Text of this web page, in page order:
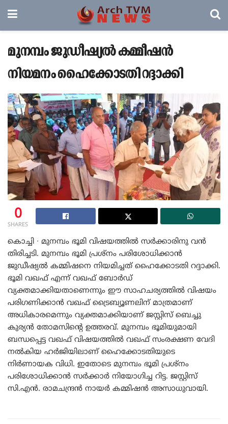
മുനമ്പം ജുഡീഷ്യല്‍ കമ്മീഷന്‍
നിയമനം ഹൈക്കോടതി റദ്ദാക്കി
0
SHARES
കൊച്ചി ∙ മുനമ്പം ഭൂമി വിഷയത്തിൽ സർക്കാരിനു വൻ
തിരിച്ചടി. മുനമ്പം ഭൂമി പ്രശ്നം പരിശോധിക്കാൻ
ജുഡീഷ്യൽ കമ്മിഷനെ നിയമിച്ചത് ഹൈക്കോടതി റദ്ദാക്കി.
ഭൂമി വഖഫ് എന്ന് വഖഫ് ബോർഡ്
വ്യക്തമാക്കിയതാണെന്നും ഈ സാഹചര്യത്തിൽ വിഷയം
പരിഗണിക്കാൻ വഖഫ് ട്രൈബ്യൂണലിന് മാത്രമാണ്
അധികാരമെന്നും വ്യക്തമാക്കിയാണ് ജസ്റ്റിസ് ബെച്ചു
കുര്യൻ തോമസിന്റെ ഉത്തരവ്. മുനമ്പം ഭൂമിയുമായി
ബന്ധപ്പെട്ട വഖഫ് വിഷയത്തിൽ വഖഫ് സംരക്ഷണ വേദി
നൽകിയ ഹർജിയിലാണ് ഹൈക്കോടതിയുടെ
നിർണായക വിധി. ഇതോടെ മുനമ്പം ഭൂമി പ്രശ്നം
പരിശോധിക്കാൻ സർക്കാർ നിയോഗിച്ച റിട്ട. ജസ്റ്റിസ്
സി.എന്‍. രാമചന്ദ്രൻ നായർ കമ്മിഷൻ അസാധുവായി.